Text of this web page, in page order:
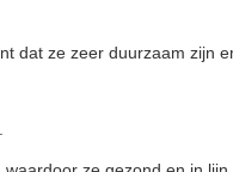
dat ze zeer duurzaam zijn